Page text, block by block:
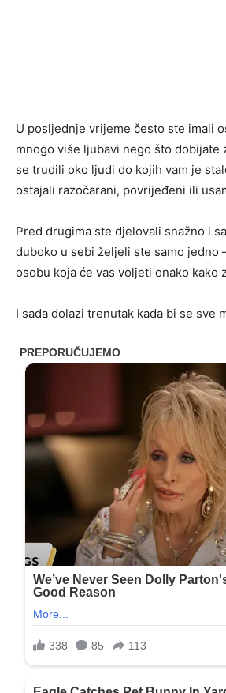
U posljednje vrijeme često ste imali
mnogo više ljubavi nego što dobijate
se trudili oko ljudi do kojih vam je
ostajali razočarani, povrijeđeni ili
Pred drugima ste djelovali snažno i
duboko u sebi željeli ste samo jedno
osobu koja će vas voljeti onako kako
I sada dolazi trenutak kada bi se sve